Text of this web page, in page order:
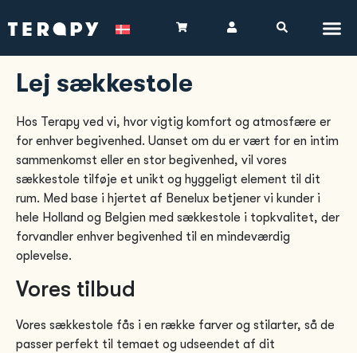
Lej sækkestole
Hos Terapy ved vi, hvor vigtig komfort og atmosfære er
for enhver begivenhed. Uanset om du er vært for en intim
sammenkomst eller en stor begivenhed, vil vores
sækkestole tilføje et unikt og hyggeligt element til dit
rum. Med base i hjertet af Benelux betjener vi kunder i
hele Holland og Belgien med sækkestole i topkvalitet, der
forvandler enhver begivenhed til en mindeværdig
oplevelse.
Vores tilbud
Vores sækkestole fås i en række farver og stilarter, så de
passer perfekt til temaet og udseendet af dit